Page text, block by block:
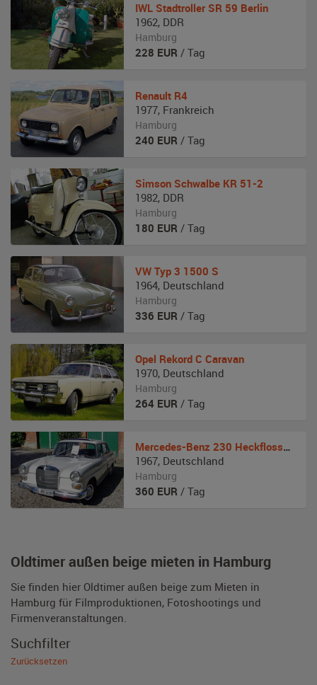
Oldtimer außen beige mieten in Hamburg
Sie finden hier Oldtimer außen beige zum Mieten in
Hamburg für Filmproduktionen, Fotoshootings und
Firmenveranstaltungen.
IWL Stadtroller SR 59 Berlin
1962, DDR
Hamburg
228 EUR / Tag
Renault R4
1977, Frankreich
Hamburg
240 EUR / Tag
Simson Schwalbe KR 51-2
1982, DDR
Hamburg
180 EUR / Tag
VW Typ 3 1500 S
1964, Deutschland
Hamburg
336 EUR / Tag
Opel Rekord C Caravan
1970, Deutschland
Hamburg
264 EUR / Tag
Mercedes-Benz 230 Heckflosse W110
1967, Deutschland
Hamburg
360 EUR / Tag
Suchfilter
Zurücksetzen